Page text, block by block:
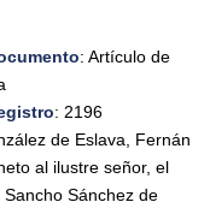
: Artículo de
: 2196
de Eslava, Fernán
al ilustre señor, el
Sánchez de